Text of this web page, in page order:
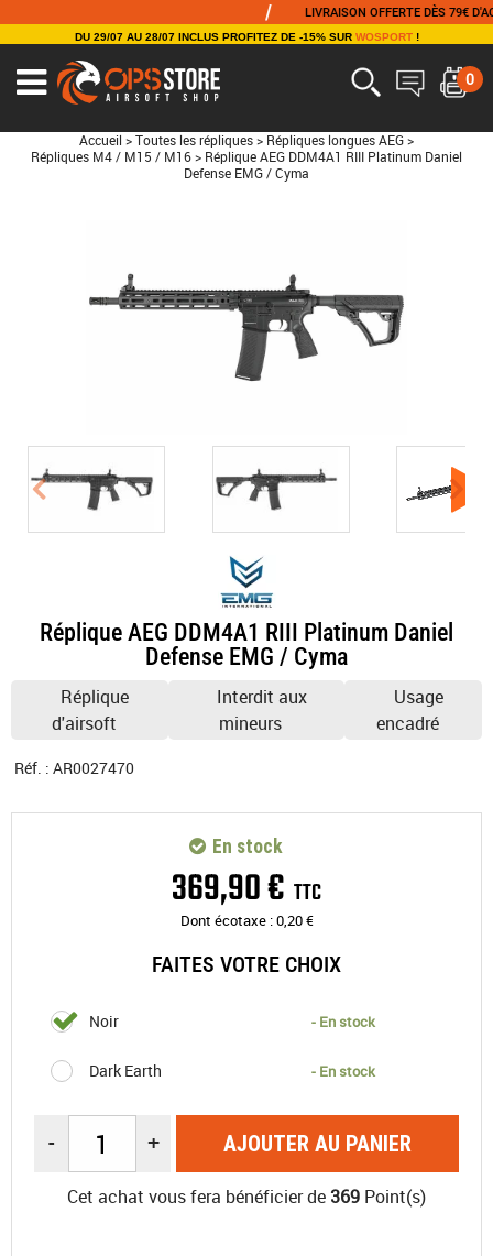
LIVRAISON OFFERTE DÈS 79€ D'ACHAT
DU 29/07 AU 28/07 INCLUS PROFITEZ DE -15% SUR WOSPORT!
0
Accueil > Toutes les répliques > Répliques longues AEG >
Répliques M4 / M15 / M16 > Réplique AEG DDM4A1 RIII Platinum Daniel
Defense EMG / Cyma
Réplique AEG DDM4A1 RIII Platinum Daniel
Defense EMG / Cyma
Réplique
d'airsoft
Interdit aux
mineurs
Usage
encadré
Réf. : AR0027470
369,90€ TTC
Dont écotaxe :0,20€
FAITES VOTRE CHOIX
Noir - En stock
Dark Earth - En stock
En stock
- + AJOUTER AU PANIER
Cet achat vous fera bénéficier de369 Point(s)